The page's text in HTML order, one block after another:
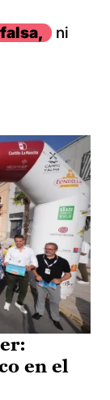
ni
en el